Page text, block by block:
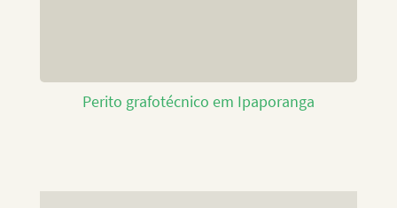
Perito grafotécnico em Ipaporanga